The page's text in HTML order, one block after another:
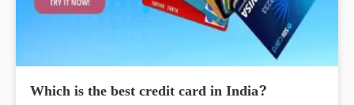
Which is the best credit card in India?